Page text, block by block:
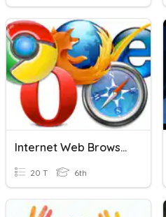
Internet Web Browser Terminology
20 T 6th